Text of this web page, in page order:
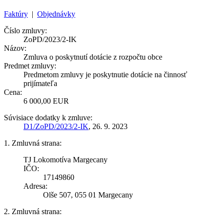
Faktúry | Objednávky
Číslo zmluvy:
ZoPD/2023/2-IK
Názov:
Zmluva o poskytnutí dotácie z rozpočtu obce
Predmet zmluvy:
Predmetom zmluvy je poskytnutie dotácie na činnosť
prijímateľa
Cena:
6 000,00 EUR
Súvisiace dodatky k zmluve:
D1/ZoPD/2023/2-IK, 26. 9. 2023
1. Zmluvná strana:
TJ Lokomotíva Margecany
IČO:
17149860
Adresa:
Olše 507, 055 01 Margecany
2. Zmluvná strana: